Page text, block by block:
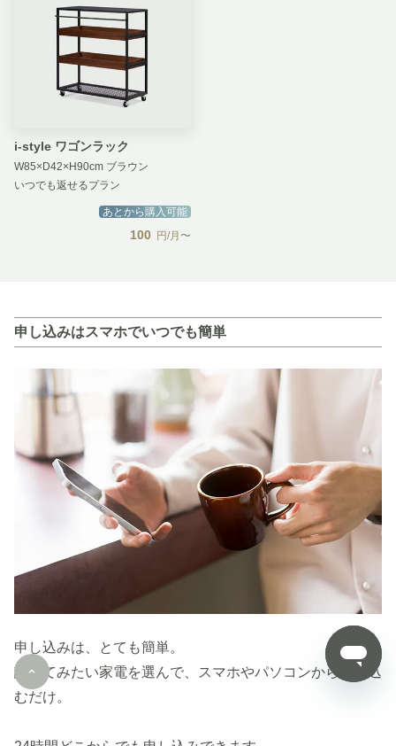
i-style ワゴンラック
W85×D42×H90cm ブラウン
いつでも返せるプラン
あとから購入可能
100 円/月〜
申し込みはスマホでいつでも簡単
申し込みは、とても簡単。
試してみたい家電を選んで、スマホやパソコンから申し込
むだけ。